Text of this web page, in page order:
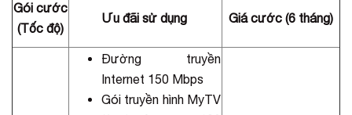
Gói cước
(Tốc độ)
Ưu đãi sử dụng Giá cước (6 tháng)
Đường truyền
Internet 150 Mbps
Gói truyền hình MyTV